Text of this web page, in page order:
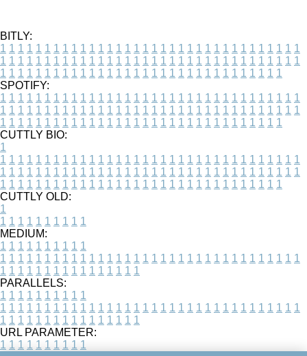
BITLY:
1 1 1 1 1 1 1 1 1 1 1 1 1 1 1 1 1 1 1 1 1 1 1 1 1 1 1 1 1 1 1 1 1 1
1 1 1 1 1 1 1 1 1 1 1 1 1 1 1 1 1 1 1 1 1 1 1 1 1 1 1 1 1 1 1 1 1 1
1 1 1 1 1 1 1 1 1 1 1 1 1 1 1 1 1 1 1 1 1 1 1 1 1 1 1 1 1 1 1 1
SPOTIFY:
1 1 1 1 1 1 1 1 1 1 1 1 1 1 1 1 1 1 1 1 1 1 1 1 1 1 1 1 1 1 1 1 1 1
1 1 1 1 1 1 1 1 1 1 1 1 1 1 1 1 1 1 1 1 1 1 1 1 1 1 1 1 1 1 1 1 1 1
1 1 1 1 1 1 1 1 1 1 1 1 1 1 1 1 1 1 1 1 1 1 1 1 1 1 1 1 1 1 1 1
CUTTLY BIO:
1
1 1 1 1 1 1 1 1 1 1 1 1 1 1 1 1 1 1 1 1 1 1 1 1 1 1 1 1 1 1 1 1 1 1
1 1 1 1 1 1 1 1 1 1 1 1 1 1 1 1 1 1 1 1 1 1 1 1 1 1 1 1 1 1 1 1 1 1
1 1 1 1 1 1 1 1 1 1 1 1 1 1 1 1 1 1 1 1 1 1 1 1 1 1 1 1 1 1 1 1
CUTTLY OLD:
1
1 1 1 1 1 1 1 1 1 1
MEDIUM:
1 1 1 1 1 1 1 1 1 1
1 1 1 1 1 1 1 1 1 1 1 1 1 1 1 1 1 1 1 1 1 1 1 1 1 1 1 1 1 1 1 1 1 1
1 1 1 1 1 1 1 1 1 1 1 1 1 1 1 1
PARALLELS:
1 1 1 1 1 1 1 1 1 1
1 1 1 1 1 1 1 1 1 1 1 1 1 1 1 1 1 1 1 1 1 1 1 1 1 1 1 1 1 1 1 1 1 1
1 1 1 1 1 1 1 1 1 1 1 1 1 1 1 1
URL PARAMETER:
1 1 1 1 1 1 1 1 1 1